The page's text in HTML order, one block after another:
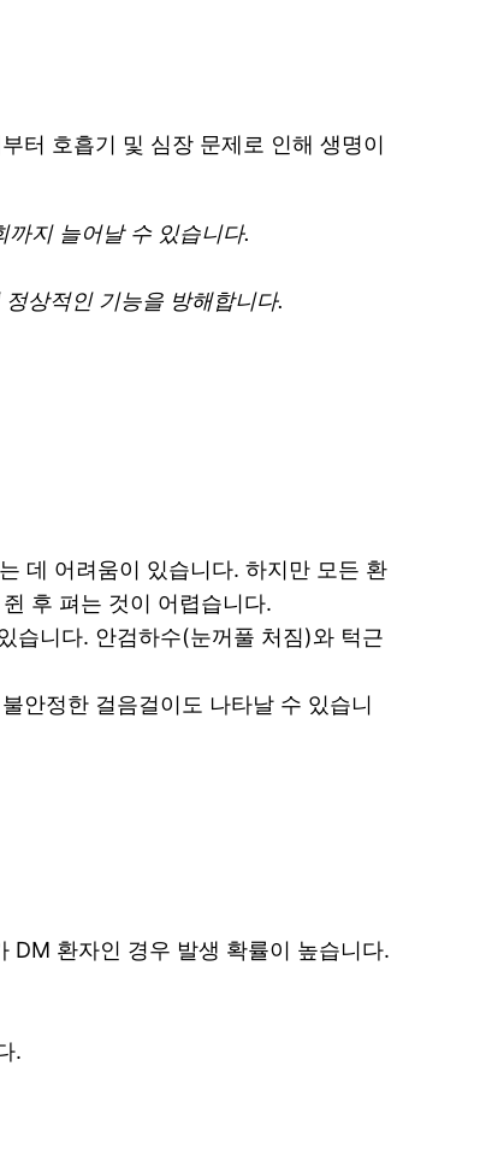
터 호흡기 및 심장 문제로 인해 생명이
지 늘어날 수 있습니다.
상적인 기능을 방해합니다.
데 어려움이 있습니다. 하지만 모든 환
후 펴는 것이 어렵습니다.
습니다. 안검하수(눈꺼풀 처짐)와 턱근
안정한 걸음걸이도 나타날 수 있습니
DM 환자인 경우 발생 확률이 높습니다.
.